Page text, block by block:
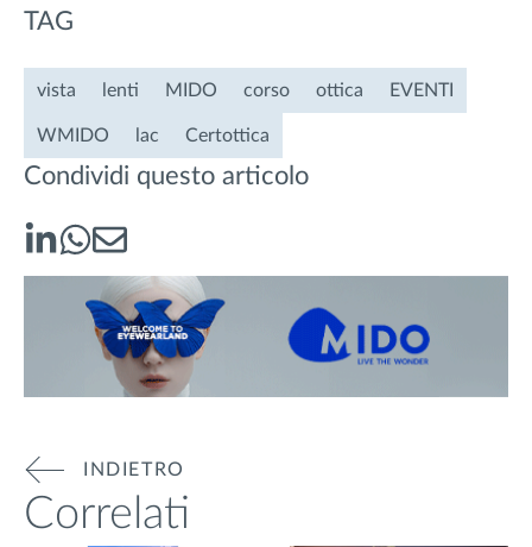
TAG
vista lenti MIDO corso ottica EVENTI
WMIDO lac Certottica
Condividi questo articolo
INDIETRO
Correlati